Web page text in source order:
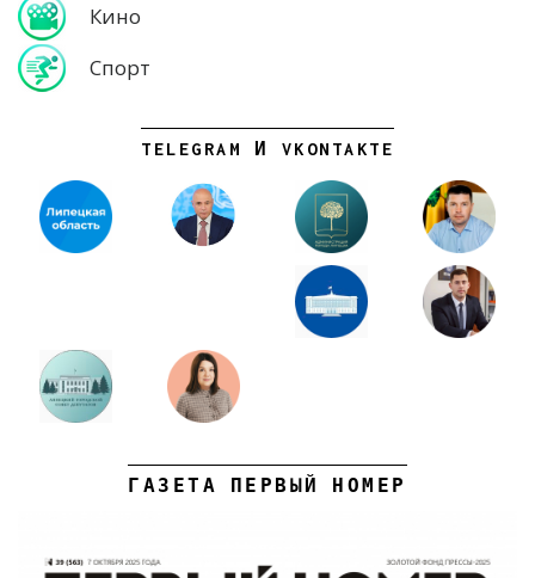
Кино
Спорт
TELEGRAM И VKONTAKTE
ГАЗЕТА ПЕРВЫЙ НОМЕР